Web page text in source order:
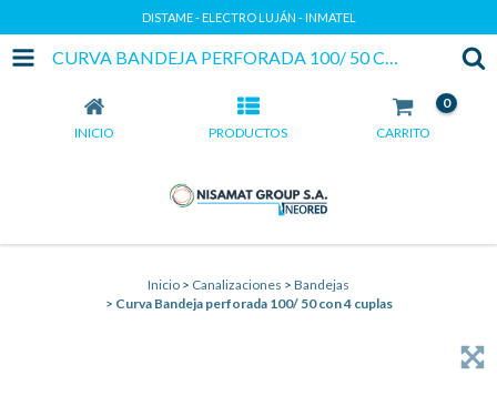
DISTAME - ELECTRO LUJÁN - INMATEL
CURVA BANDEJA PERFORADA 100/ 50 CON 4 CUPLAS
INICIO PRODUCTOS CARRITO
0
Inicio > Canalizaciones > Bandejas
> Curva Bandeja perforada 100/ 50 con 4 cuplas